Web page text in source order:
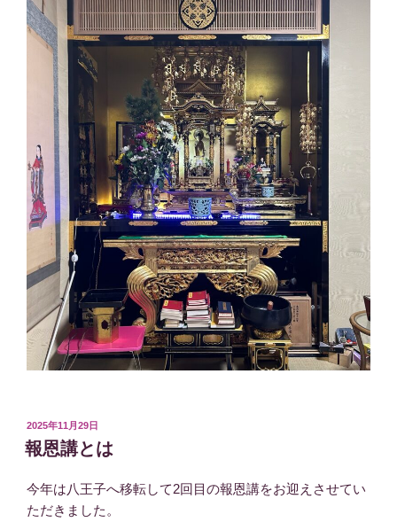
投
稿
日:
2025年11月29日
報恩講とは
今年は八王子へ移転して2回目の報恩講をお迎えさせてい
ただきました。